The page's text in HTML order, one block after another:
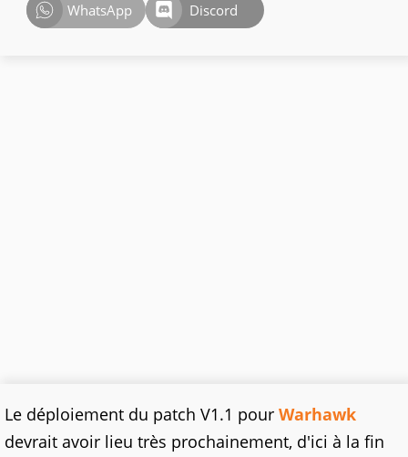
WhatsApp
Discord
Le déploiement du patch V1.1 pour Warhawk
devrait avoir lieu très prochainement, d'ici à la fin